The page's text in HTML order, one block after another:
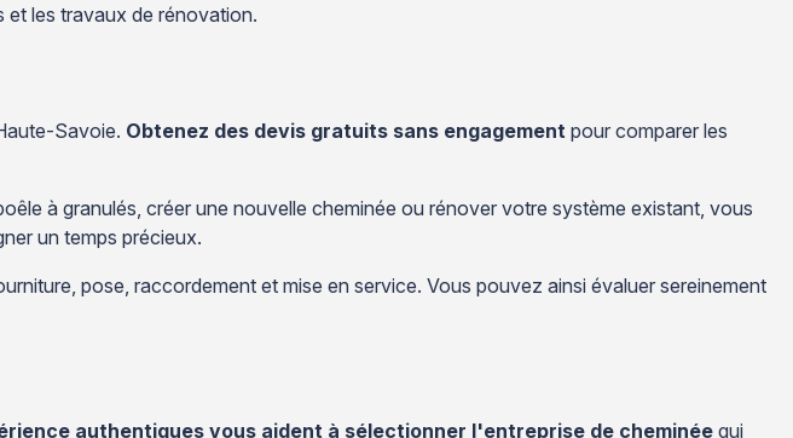
et les travaux de rénovation.
Savoie. Obtenez des devis gratuits sans engagement pour comparer les
à granulés, créer une nouvelle cheminée ou rénover votre système existant, vous
un temps précieux.
pose, raccordement et mise en service. Vous pouvez ainsi évaluer sereinement
authentiques vous aident à sélectionner l'entreprise de cheminée qui